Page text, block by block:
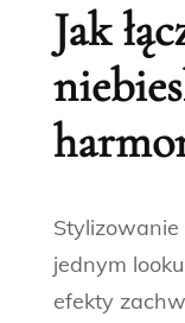
Jak
jednym
efekty